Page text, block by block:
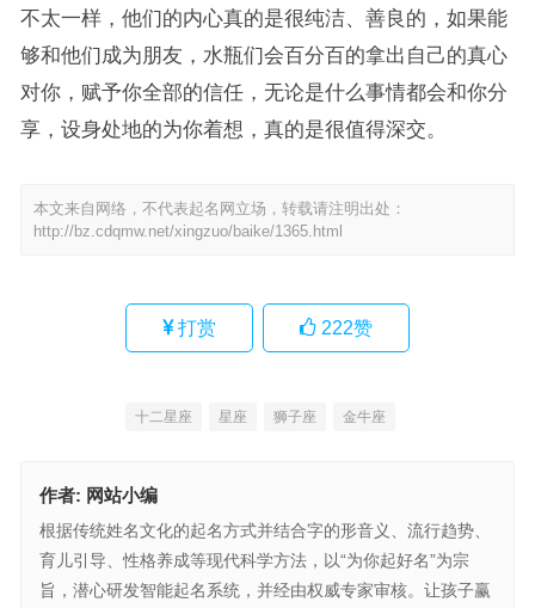
不太一样，他们的内心真的是很纯洁、善良的，如果能
够和他们成为朋友，水瓶们会百分百的拿出自己的真心
对你，赋予你全部的信任，无论是什么事情都会和你分
享，设身处地的为你着想，真的是很值得深交。
本文来自网络，不代表起名网立场，转载请注明出处：
http://bz.cdqmw.net/xingzuo/baike/1365.html
打赏 222赞
十二星座 星座 狮子座 金牛座
作者: 网站小编
根据传统姓名文化的起名方式并结合字的形音义、流行趋势、
育儿引导、性格养成等现代科学方法，以“为你起好名”为宗
旨，潜心研发智能起名系统，并经由权威专家审核。让孩子赢